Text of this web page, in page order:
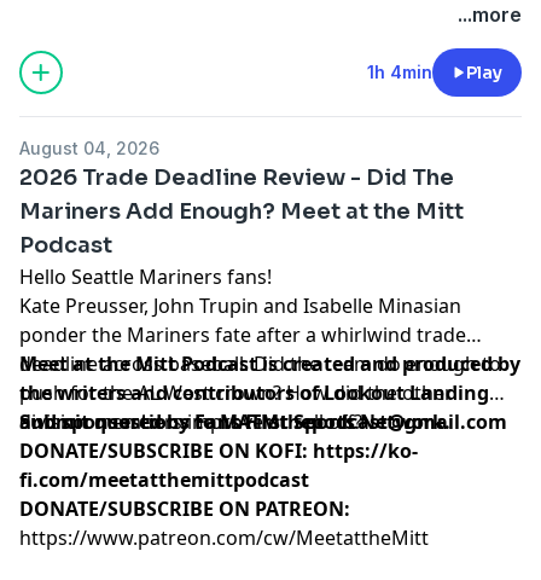
...more
1h 4min Play
August 04, 2026
2026 Trade Deadline Review - Did The
Mariners Add Enough? Meet at the Mitt
Podcast
Hello Seattle Mariners fans!
Kate Preusser, John Trupin and Isabelle Minasian
ponder the Mariners fate after a whirlwind trade
deadline across baseball. Did the team do enough to
push for the AL West crown? How did the other
division members improve or sell off?
Meet at the Mitt Podcast is created and produced by
the writers and contributors ofLookout Landing
and sponsored byFans First Sports Network.
Submit questions toMATMthepodcast@gmail.com
DONATE/SUBSCRIBE ON KOFI: https://ko-
fi.com/meetatthemittpodcast
DONATE/SUBSCRIBE ON PATREON:
https://www.patreon.com/cw/MeetattheMitt⁠⁠⁠⁠⁠⁠⁠⁠⁠⁠⁠⁠⁠⁠⁠⁠⁠⁠⁠⁠⁠⁠⁠⁠⁠⁠⁠⁠⁠⁠⁠⁠⁠⁠⁠⁠⁠⁠⁠⁠⁠